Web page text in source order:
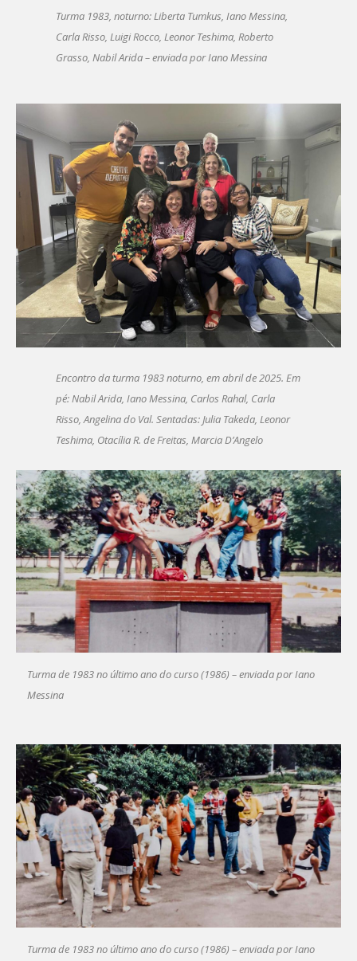
Turma 1983, noturno: Liberta Tumkus, Iano Messina,
Carla Risso, Luigi Rocco, Leonor Teshima, Roberto
Grasso, Nabil Arida – enviada por Iano Messina
Encontro da turma 1983 noturno, em abril de 2025. Em
pé: Nabil Arida, Iano Messina, Carlos Rahal, Carla
Risso, Angelina do Val. Sentadas: Julia Takeda, Leonor
Teshima, Otacília R. de Freitas, Marcia D’Angelo
Turma de 1983 no último ano do curso (1986) – enviada por Iano
Messina
Turma de 1983 no último ano do curso (1986) – enviada por Iano